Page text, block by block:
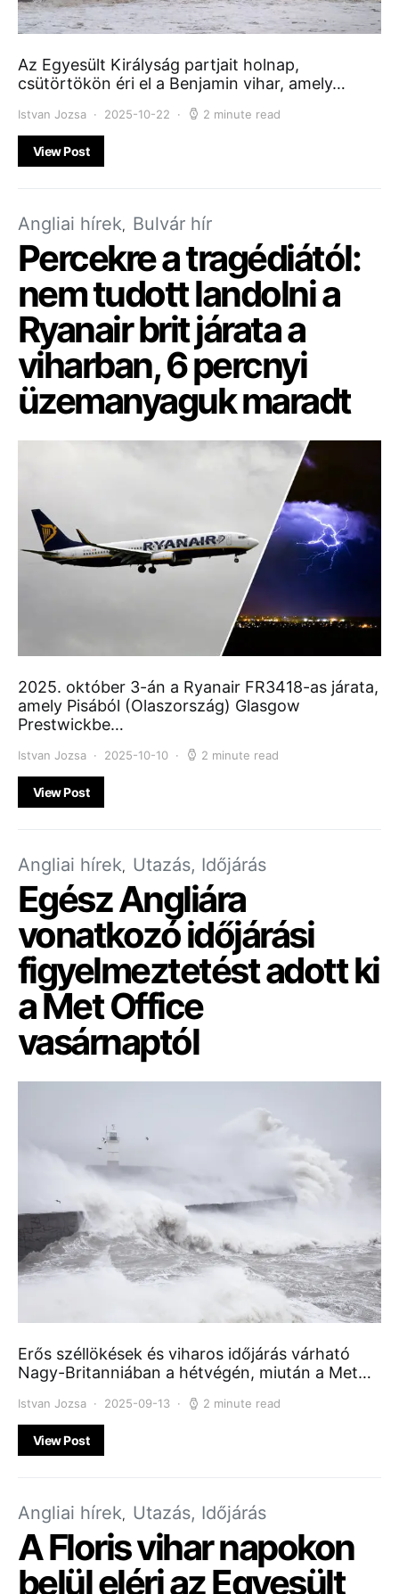
Az Egyesült Királyság partjait holnap,
csütörtökön éri el a Benjamin vihar, amely…
Istvan Jozsa 2025-10-22 2 minute read
View Post
Angliai hírek Bulvár hír
Percekre a tragédiától:
nem tudott landolni a
Ryanair brit járata a
viharban, 6 percnyi
üzemanyaguk maradt
2025. október 3-án a Ryanair FR3418-as járata,
amely Pisából (Olaszország) Glasgow
Prestwickbe…
Istvan Jozsa 2025-10-10 2 minute read
View Post
Angliai hírek Utazás, Időjárás
Egész Angliára
vonatkozó időjárási
figyelmeztetést adott ki
a Met Office
vasárnaptól
Erős széllökések és viharos időjárás várható
Nagy-Britanniában a hétvégén, miután a Met…
Istvan Jozsa 2025-09-13 2 minute read
View Post
Angliai hírek Utazás, Időjárás
A Floris vihar napokon
belül eléri az Egyesült